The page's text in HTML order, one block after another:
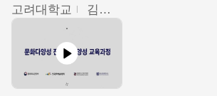
고려대학교 김희영